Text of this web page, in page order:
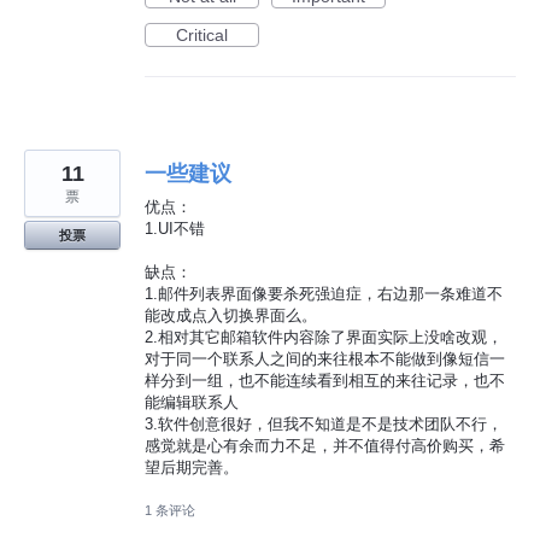
Critical
一些建议
优点：
1.UI不错
缺点：
1.邮件列表界面像要杀死强迫症，右边那一条难道不
能改成点入切换界面么。
2.相对其它邮箱软件内容除了界面实际上没啥改观，
对于同一个联系人之间的来往根本不能做到像短信一
样分到一组，也不能连续看到相互的来往记录，也不
能编辑联系人
3.软件创意很好，但我不知道是不是技术团队不行，
感觉就是心有余而力不足，并不值得付高价购买，希
望后期完善。
11
票
投票
1 条评论